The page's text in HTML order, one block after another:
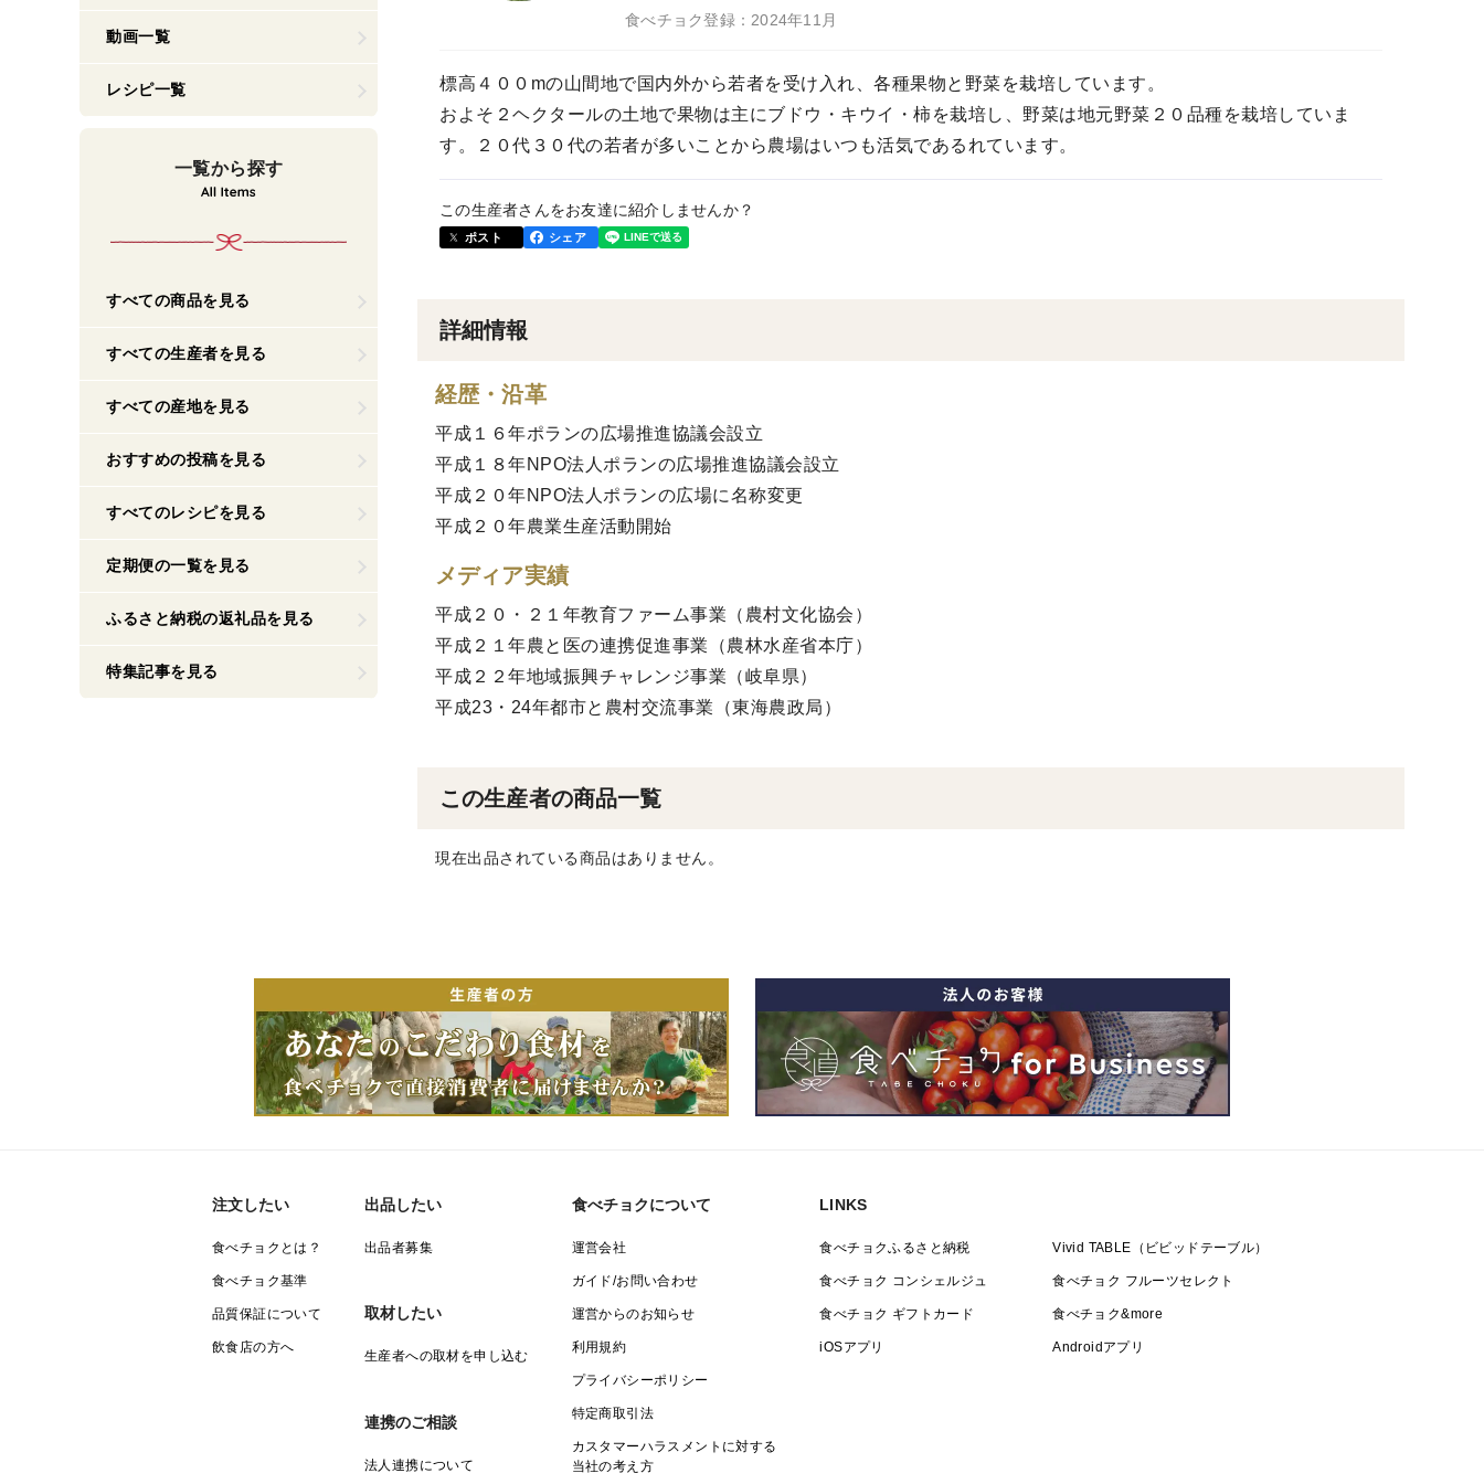
食べチョク登録：2024年11月
標高４００mの山間地で国内外から若者を受け入れ、各種果物と野菜を栽培しています。
およそ２ヘクタールの土地で果物は主にブドウ・キウイ・柿を栽培し、野菜は地元野菜２０品種を栽培していま
す。２０代３０代の若者が多いことから農場はいつも活気であるれています。
この生産者さんをお友達に紹介しませんか？
ポスト シェア
詳細情報
経歴・沿革
平成１６年ポランの広場推進協議会設立
平成１８年NPO法人ポランの広場推進協議会設立
平成２０年NPO法人ポランの広場に名称変更
平成２０年農業生産活動開始
メディア実績
平成２０・２１年教育ファーム事業（農村文化協会）
平成２１年農と医の連携促進事業（農林水産省本庁）
平成２２年地域振興チャレンジ事業（岐阜県）
平成23・24年都市と農村交流事業（東海農政局）
この生産者の商品一覧
現在出品されている商品はありません。
動画一覧
レシピ一覧
一覧から探す
すべての商品を見る
すべての生産者を見る
すべての産地を見る
おすすめの投稿を見る
すべてのレシピを見る
定期便の一覧を見る
ふるさと納税の返礼品を見る
特集記事を見る
注文したい
食べチョクとは？
食べチョク基準
品質保証について
飲食店の方へ
出品したい
出品者募集
取材したい
生産者への取材を申し込む
連携のご相談
法人連携について
食べチョクについて
運営会社
ガイド/お問い合わせ
運営からのお知らせ
利用規約
プライバシーポリシー
特定商取引法
カスタマーハラスメントに対する
当社の考え方
LINKS
食べチョクふるさと納税 Vivid TABLE（ビビッドテーブル）
食べチョク コンシェルジュ 食べチョク フルーツセレクト
食べチョク ギフトカード 食べチョク&more
iOSアプリ Androidアプリ